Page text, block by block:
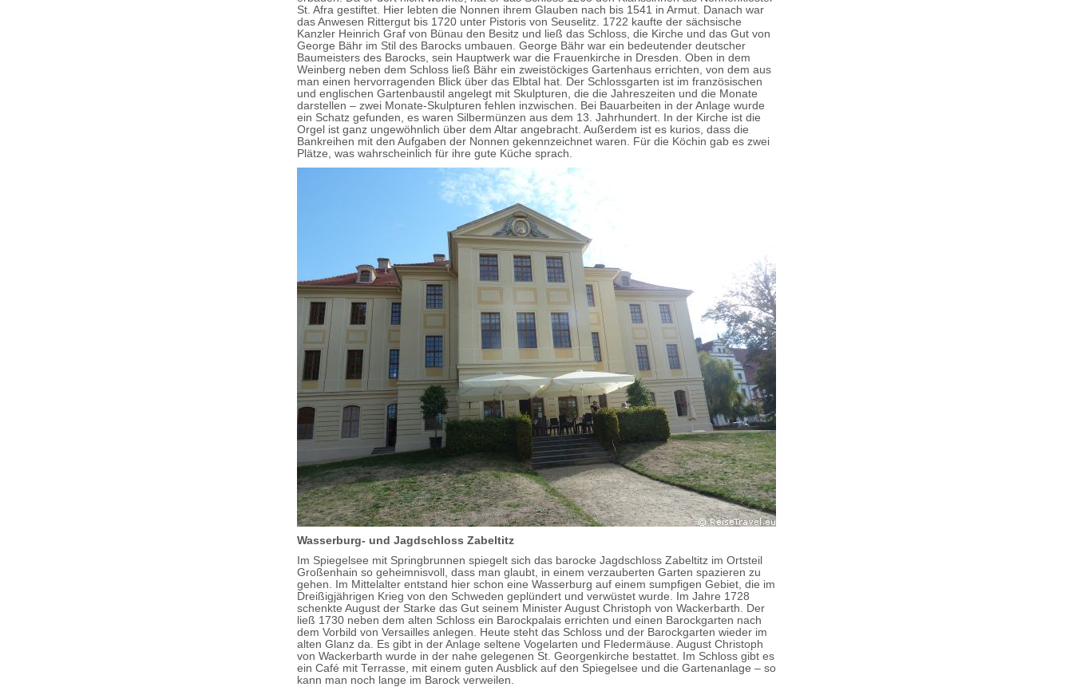
St. Afra gestiftet. Hier lebten die Nonnen ihrem Glauben nach bis 1541 in Armut. Danach war
das Anwesen Rittergut bis 1720 unter Pistoris von Seuselitz. 1722 kaufte der sächsische
Kanzler Heinrich Graf von Bünau den Besitz und ließ das Schloss, die Kirche und das Gut von
George Bähr im Stil des Barocks umbauen. George Bähr war ein bedeutender deutscher
Baumeisters des Barocks, sein Hauptwerk war die Frauenkirche in Dresden. Oben in dem
Weinberg neben dem Schloss ließ Bähr ein zweistöckiges Gartenhaus errichten, von dem aus
man einen hervorragenden Blick über das Elbtal hat. Der Schlossgarten ist im französischen
und englischen Gartenbaustil angelegt mit Skulpturen, die die Jahreszeiten und die Monate
darstellen – zwei Monate-Skulpturen fehlen inzwischen. Bei Bauarbeiten in der Anlage wurde
ein Schatz gefunden, es waren Silbermünzen aus dem 13. Jahrhundert. In der Kirche ist die
Orgel ist ganz ungewöhnlich über dem Altar angebracht. Außerdem ist es kurios, dass die
Bankreihen mit den Aufgaben der Nonnen gekennzeichnet waren. Für die Köchin gab es zwei
Plätze, was wahrscheinlich für ihre gute Küche sprach.
Wasserburg- und Jagdschloss Zabeltitz
Im Spiegelsee mit Springbrunnen spiegelt sich das barocke Jagdschloss Zabeltitz im Ortsteil
Großenhain so geheimnisvoll, dass man glaubt, in einem verzauberten Garten spazieren zu
gehen. Im Mittelalter entstand hier schon eine Wasserburg auf einem sumpfigen Gebiet, die im
Dreißigjährigen Krieg von den Schweden geplündert und verwüstet wurde. Im Jahre 1728
schenkte August der Starke das Gut seinem Minister August Christoph von Wackerbarth. Der
ließ 1730 neben dem alten Schloss ein Barockpalais errichten und einen Barockgarten nach
dem Vorbild von Versailles anlegen. Heute steht das Schloss und der Barockgarten wieder im
alten Glanz da. Es gibt in der Anlage seltene Vogelarten und Fledermäuse. August Christoph
von Wackerbarth wurde in der nahe gelegenen St. Georgenkirche bestattet. Im Schloss gibt es
ein Café mit Terrasse, mit einem guten Ausblick auf den Spiegelsee und die Gartenanlage – so
kann man noch lange im Barock verweilen.